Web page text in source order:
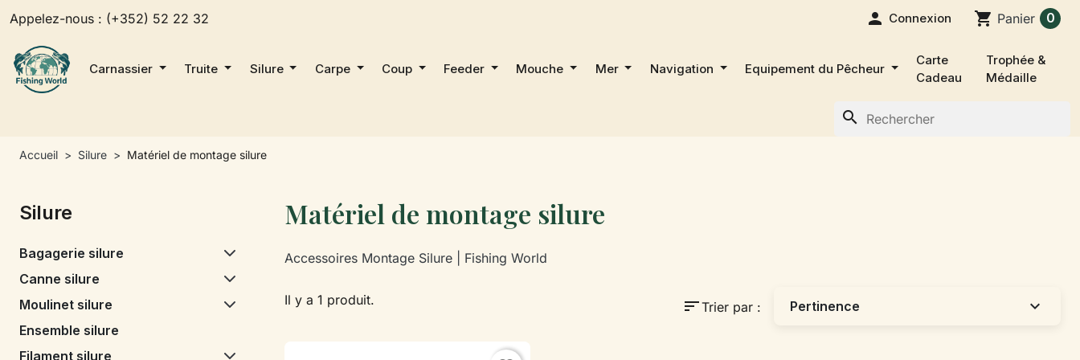
Appelez-nous : (+352) 52 22 32  Connexion shopping_cart Panier 0
Carnassier Truite Silure Carpe Coup Feeder Mouche Mer Navigation Equipement du Pêcheur
Carte
Cadeau
Trophée &
Médaille
search
Accueil Silure Matériel de montage silure
Silure
Bagagerie silure
Canne silure
Moulinet silure
Ensemble silure
Filament silure
Matériel de montage silure
Accessoires Montage Silure | Fishing World
Il y a 1 produit. sortTrier par : Pertinence expand_more